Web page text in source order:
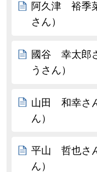
阿久津 裕季
さん）
國谷 幸太郎
うさん）
山田 和幸さ
ん）
平山 哲也さ
ん）